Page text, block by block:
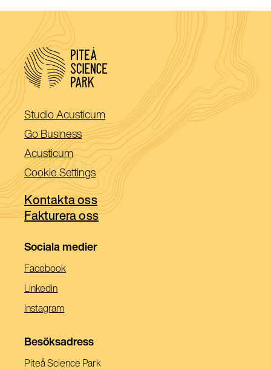
Studio Acusticum (Öppnas
i
ett
nytt
fönster)
Go Business(Öppnas
i
ett
nytt
fönster)
Acusticum(Öppnas
i
ett
nytt
fönster)
Cookie Settings
Kontakta oss
Fakturera oss
Sociala medier
Facebook(Öppnas
Linkedin(Öppnas
Nytt
Instagram(Öppnas
Ett
Besöksadress
Piteå Science Park